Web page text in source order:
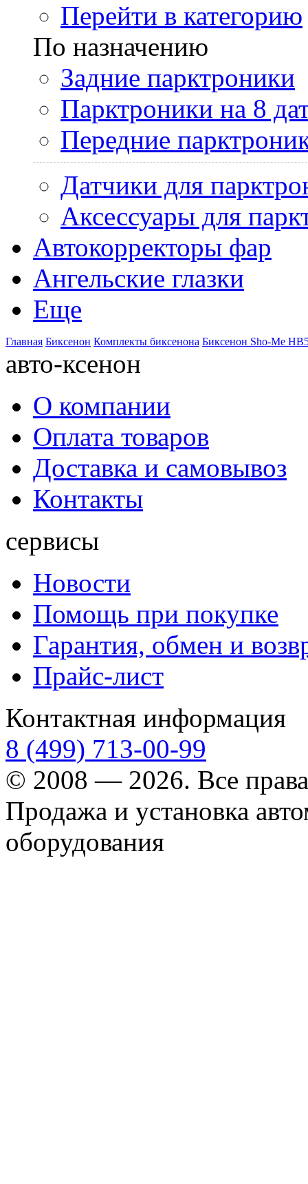
Перейти в категорию
По назначению
Задние парктроники
Парктроники на 8
Передние
Датчики для
Аксессуары для
Автокорректоры фар
Ангельские глазки
Еще
Главная Биксенон Комплекты биксенона Биксенон Sho-Me
авто-ксенон
О компании
Оплата товаров
Доставка и самовывоз
Контакты
сервисы
Новости
Помощь при покупке
Гарантия, обмен и
Прайс-лист
Контактная информация
8 (499) 713-00-99
© 2008 — 2026. Все
Продажа и установка
оборудования